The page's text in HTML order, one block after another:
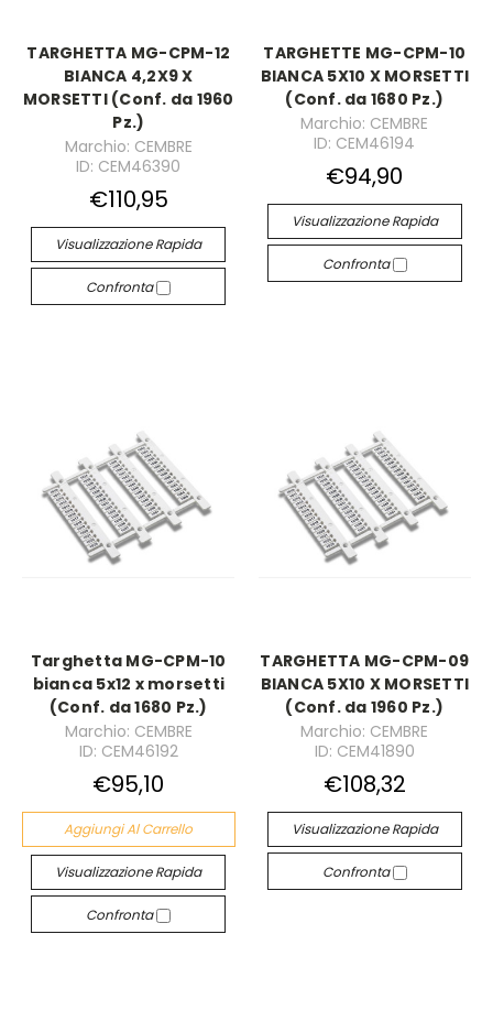
TARGHETTA MG-CPM-12
BIANCA 4,2X9 X
MORSETTI (Conf. da 1960
Pz.)
Marchio: CEMBRE
ID: CEM46390
€110,95
Visualizzazione Rapida
Confronta
TARGHETTE MG-CPM-10
BIANCA 5X10 X MORSETTI
(Conf. da 1680 Pz.)
Marchio: CEMBRE
ID: CEM46194
€94,90
Visualizzazione Rapida
Confronta
Targhetta MG-CPM-10
bianca 5x12 x morsetti
(Conf. da 1680 Pz.)
Marchio: CEMBRE
ID: CEM46192
€95,10
Aggiungi Al Carrello
Visualizzazione Rapida
Confronta
TARGHETTA MG-CPM-09
BIANCA 5X10 X MORSETTI
(Conf. da 1960 Pz.)
Marchio: CEMBRE
ID: CEM41890
€108,32
Visualizzazione Rapida
Confronta